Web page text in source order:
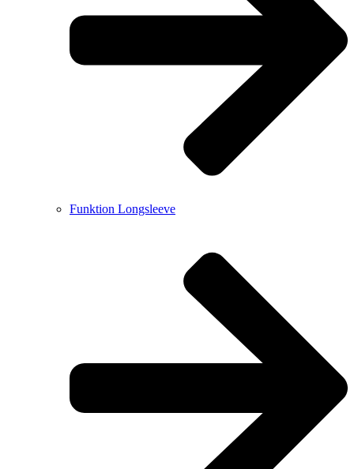
Funktion Longsleeve